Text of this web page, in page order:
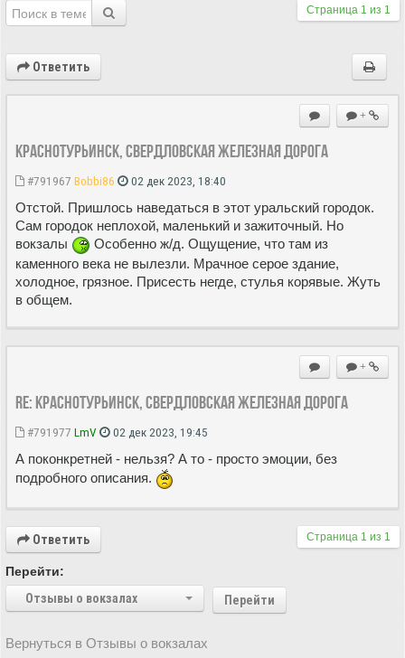
Страница 1 из 1
Ответить
+
Краснотурьинск, Свердловская железная дорога
#791967 Bobbi86 02 дек 2023, 18:40
Отстой. Пришлось наведаться в этот уральский городок.
Сам городок неплохой, маленький и зажиточный. Но
вокзалы
Особенно ж/д. Ощущение, что там из
каменного века не вылезли. Мрачное серое здание,
холодное, грязное. Присесть негде, стулья корявые. Жуть
в общем.
+
Re: Краснотурьинск, Свердловская железная дорога
#791977 LmV 02 дек 2023, 19:45
А поконкретней - нельзя? А то - просто эмоции, без
подробного описания.
Ответить Страница 1 из 1
Перейти:
Отзывы о вокзалах
Перейти
Вернуться в Отзывы о вокзалах